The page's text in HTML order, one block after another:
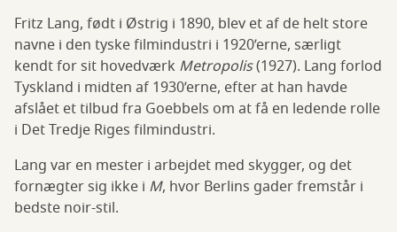
Fritz Lang, født i Østrig i 1890, blev et af de helt store
navne i den tyske filmindustri i 1920’erne, særligt
kendt for sit hovedværk Metropolis(1927). Lang forlod
Tyskland i midten af 1930’erne, efter at han havde
afslået et tilbud fra Goebbels om at få en ledende rolle
i Det Tredje Riges filmindustri.
Lang var en mester i arbejdet med skygger, og det
fornægter sig ikke i M, hvor Berlins gader fremstår i
bedste noir-stil.